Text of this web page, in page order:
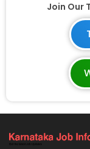
Join Our